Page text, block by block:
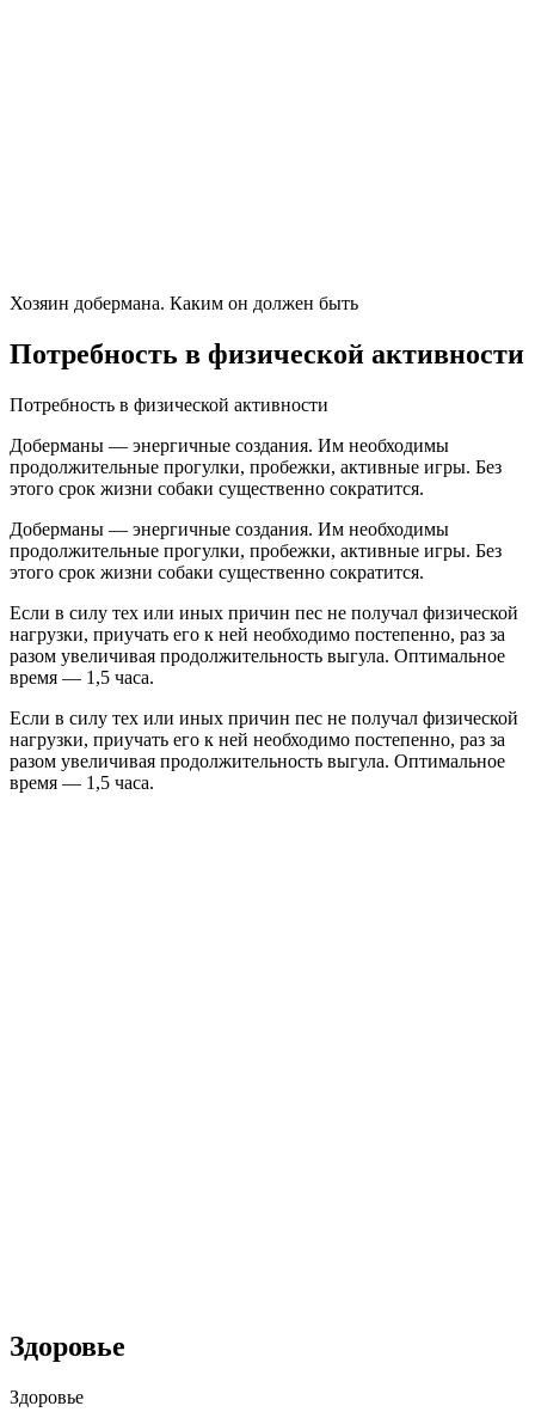
Хозяин добермана. Каким он должен быть
Потребность в физической активности
Потребность в физической активности
Доберманы — энергичные создания. Им необходимы
продолжительные прогулки, пробежки, активные игры. Без
этого срок жизни собаки существенно сократится.
Доберманы — энергичные создания. Им необходимы
продолжительные прогулки, пробежки, активные игры. Без
этого срок жизни собаки существенно сократится.
Если в силу тех или иных причин пес не получал физической
нагрузки, приучать его к ней необходимо постепенно, раз за
разом увеличивая продолжительность выгула. Оптимальное
время — 1,5 часа.
Если в силу тех или иных причин пес не получал физической
нагрузки, приучать его к ней необходимо постепенно, раз за
разом увеличивая продолжительность выгула. Оптимальное
время — 1,5 часа.
Здоровье
Здоровье